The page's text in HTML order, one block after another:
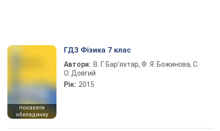
показати
обкладинку
ГДЗ Фізика 7 клас
Автори: В. Г. Бар’яхтар, Ф. Я. Божинова, С.
О. Довгий
Рік: 2015